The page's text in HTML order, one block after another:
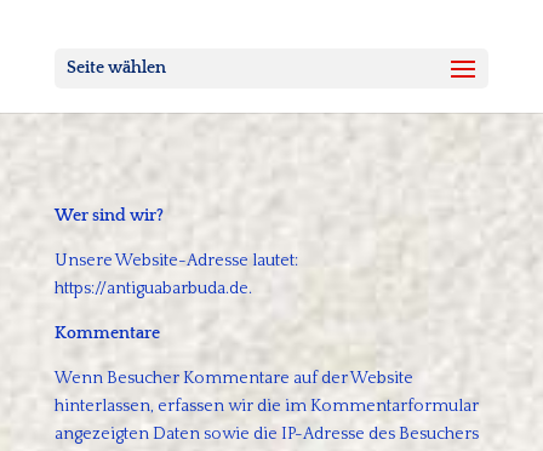
Seite wählen
Wer sind wir?
Unsere Website-Adresse lautet:
https://antiguabarbuda.de.
Kommentare
Wenn Besucher Kommentare auf der Website
hinterlassen, erfassen wir die im Kommentarformular
angezeigten Daten sowie die IP-Adresse des Besuchers